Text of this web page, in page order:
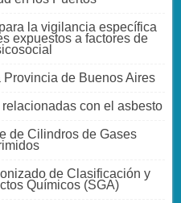
la vigilancia específica
expuestos a factores de
de Buenos Aires
con el asbesto
de Cilindros de Gases
de Clasificación y
Químicos (SGA)